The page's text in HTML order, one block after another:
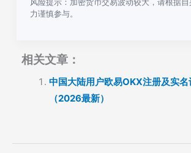
风险提示：加密货币交易波动较大，请根据
力谨慎参与。
相关文章：
中国大陆用户欧易OKX注册及实
（2026最新）